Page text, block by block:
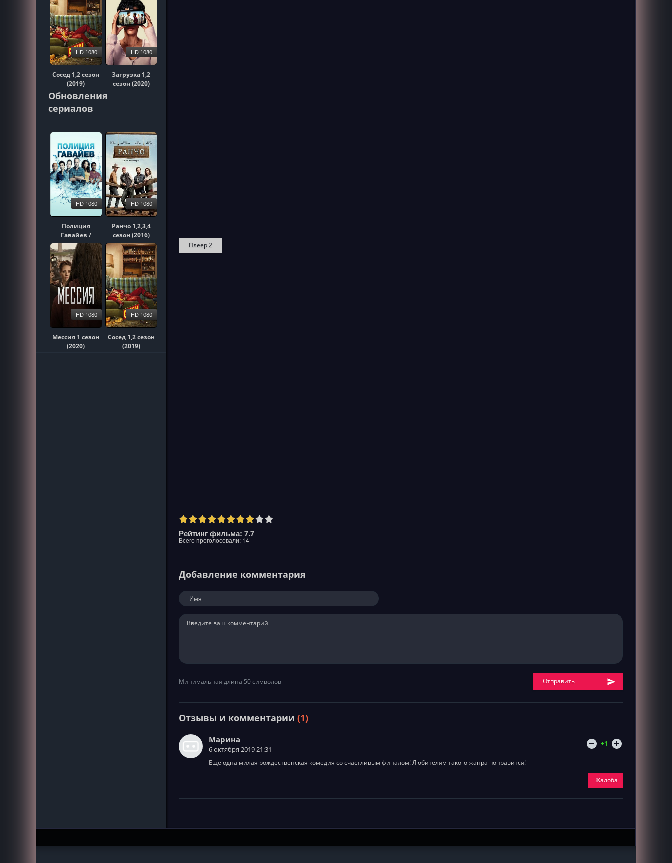
Сосед 1,2 сезон
(2019)
HD 1080
Загрузка 1,2
сезон (2020)
HD 1080
Обновления
сериалов
Полиция
Гавайев /
Гавайи 5-0
1,2,3,4,5,6,7,8,9,10
сезон (2010)
HD 1080
Ранчо 1,2,3,4
сезон (2016)
HD 1080
Мессия 1 сезон
(2020)
HD 1080
Сосед 1,2 сезон
(2019)
HD 1080
Плеер 2
Рейтинг фильма: 7.7
Всего проголосовали: 14
Добавление комментария
Минимальная длина 50 символов Отправить
Отзывы и комментарии (1)
Марина
6 октября 2019 21:31
+1
Еще одна милая рождественская комедия со счастливым финалом! Любителям такого жанра понравится!
Жалоба